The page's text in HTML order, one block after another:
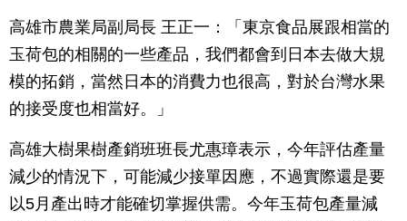
高雄市農業局副局長 王正一：「東京食品展跟相當的
玉荷包的相關的一些產品，我們都會到日本去做大規
模的拓銷，當然日本的消費力也很高，對於台灣水果
的接受度也相當好。」
高雄大樹果樹產銷班班長尤惠璋表示，今年評估產量
減少的情況下，可能減少接單因應，不過實際還是要
以5月產出時才能確切掌握供需。今年玉荷包產量減